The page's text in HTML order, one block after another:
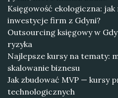
Księgowość ekologiczna:
inwestycje firm z Gdyni?
Outsourcing księgowy w
ryzyka
Najlepsze kursy na tematy:
skalowanie biznesu
Jak zbudować MVP — kursy
technologicznych